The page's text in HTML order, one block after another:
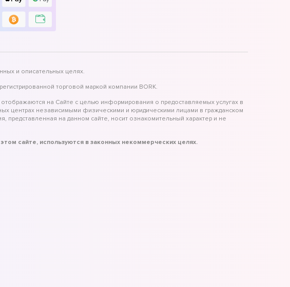
и описательных целях.
торговой маркой компании BORK.
на Сайте с целью информирования о предоставляемых услугах в
центрах независимыми физическими и юридическими лицами в гражданском
на данном сайте, носит ознакомительный характер и не
сайте, используются в законных некоммерческих целях.